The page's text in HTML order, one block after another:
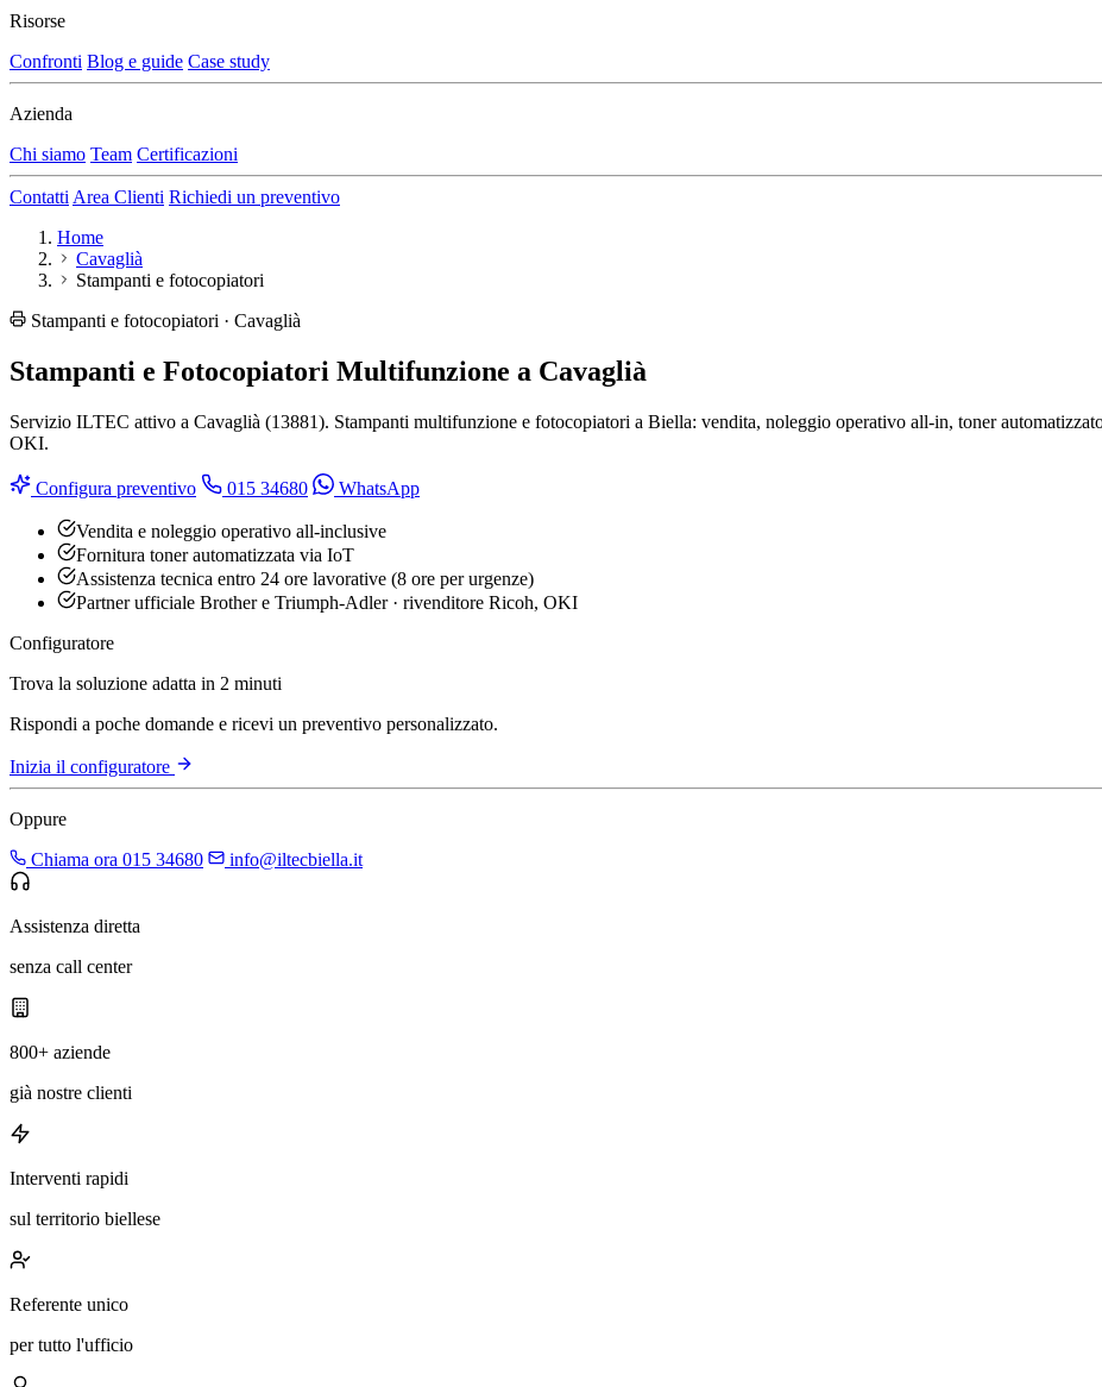
Risorse
Confronti Blog e guide Case study
Azienda
Chi siamo Team Certificazioni
Contatti Area Clienti Richiedi un preventivo
Home
Cavaglià
Stampanti e fotocopiatori
Stampanti e fotocopiatori · Cavaglià
Stampanti e Fotocopiatori Multifunzione a Cavaglià
Servizio ILTEC attivo a Cavaglià (13881). Stampanti multifunzione e fotocopiatori a Biella: vendita, noleggio operativo all-in, toner
OKI.
Configura preventivo 015 34680 WhatsApp
Vendita e noleggio operativo all-inclusive
Fornitura toner automatizzata via IoT
Assistenza tecnica entro 24 ore lavorative (8 ore per urgenze)
Partner ufficiale Brother e Triumph-Adler · rivenditore Ricoh, OKI
Configuratore
Trova la soluzione adatta in 2 minuti
Rispondi a poche domande e ricevi un preventivo personalizzato.
Inizia il configuratore
Oppure
Chiama ora 015 34680
info@iltecbiella.it
Assistenza diretta
senza call center
800+ aziende
già nostre clienti
Interventi rapidi
sul territorio biellese
Referente unico
per tutto l'ufficio